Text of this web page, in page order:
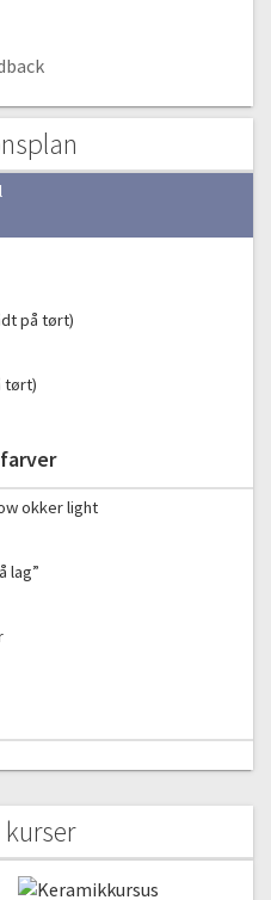
en farve / Monokrome
på tørt)
tørt)
okker light
lag”